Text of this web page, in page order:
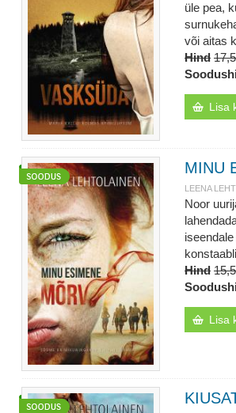
üle pea,
või aitas
Hind
Lisa
MINU
LEENA
Noor
Hind
Lisa